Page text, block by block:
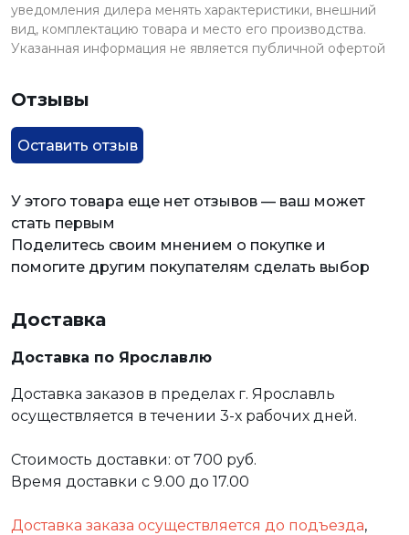
уведомления дилера менять характеристики, внешний
вид, комплектацию товара и место его производства.
Указанная информация не является публичной офертой
Отзывы
Оставить отзыв
У этого товара еще нет отзывов — ваш может
стать первым
Поделитесь своим мнением о покупке и
помогите другим покупателям сделать выбор
Доставка
Доставка по Ярославлю
Доставка заказов в пределах г. Ярославль
осуществляется в течении 3-х рабочих дней.
Стоимость доставки: от 700 руб.
Время доставки с 9.00 до 17.00
Доставка заказа осуществляется до подъезда,